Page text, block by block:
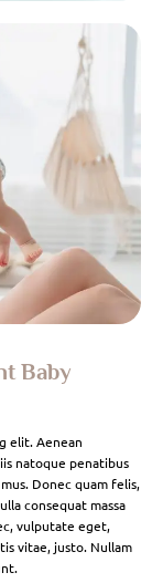
Baby
elit. Aenean
natoque penatibus
Donec quam felis,
consequat massa
vulputate eget,
vitae, justo. Nullam